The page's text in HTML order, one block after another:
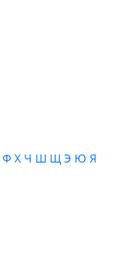
Ф Х Ч Ш Щ Э Ю Я